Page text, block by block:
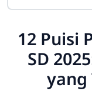
12 Puisi
SD
yang